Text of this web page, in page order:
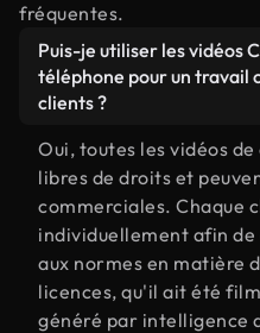
fréquentes.
Puis-je utiliser les vidéos
téléphone pour un travail
clients ?
Oui, toutes les vidéos
libres de droits et
commerciales. Chaque
individuellement afin
aux normes en matière
licences, qu'il ait été
généré par intelligence